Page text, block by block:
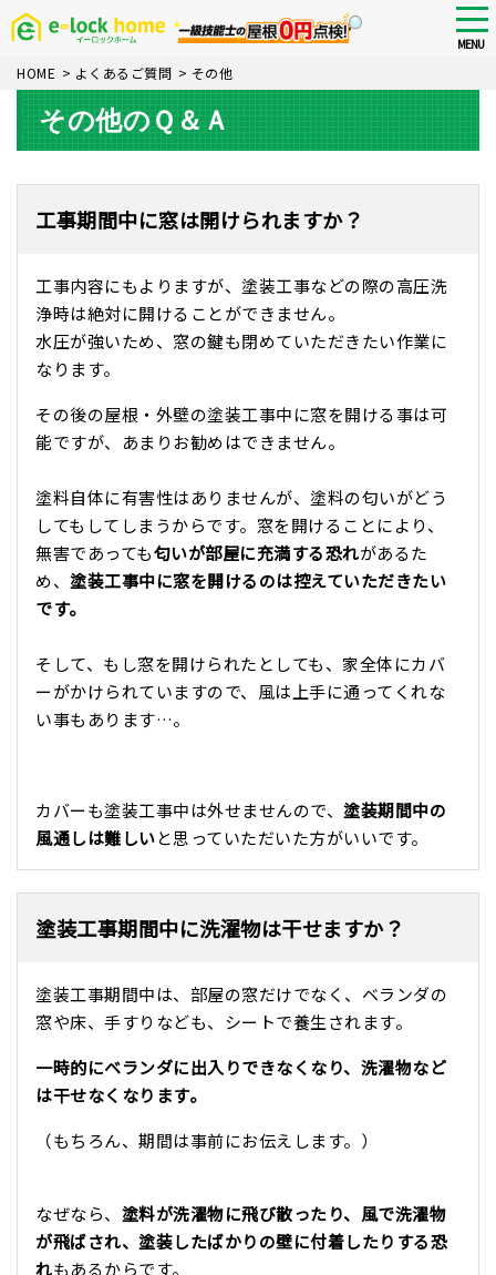
Skip
content
MENU
HOME > よくあるご質問 > その他
その他のＱ＆Ａ
工事期間中に窓は開けられますか？
工事内容にもよりますが、塗装工事などの際の高圧洗
浄時は絶対に開けることができません。
水圧が強いため、窓の鍵も閉めていただきたい作業に
なります。
その後の屋根・外壁の塗装工事中に窓を開ける事は可
能ですが、あまりお勧めはできません。
塗料自体に有害性はありませんが、塗料の匂いがどう
してもしてしまうからです。窓を開けることにより、
無害であっても匂いが部屋に充満する恐れがあるた
め、 塗装工事中に窓を開けるのは控えていただきたい
です。
そして、もし窓を開けられたとしても、家全体にカバ
ーがかけられていますので、風は上手に通ってくれな
い事もあります…。
カバーも塗装工事中は外せませんので、 塗装期間中の
風通しは難しいと思っていただいた方がいいです。
塗装工事期間中に洗濯物は干せますか？
塗装工事期間中は、部屋の窓だけでなく、ベランダの
窓や床、手すりなども、シートで養生されます。
一時的にベランダに出入りできなくなり、洗濯物など
は干せなくなります。
（もちろん、期間は事前にお伝えします。）
なぜなら、 塗料が洗濯物に飛び散ったり、風で洗濯物
が飛ばされ、塗装したばかりの壁に付着したりする恐
れもあるからです。